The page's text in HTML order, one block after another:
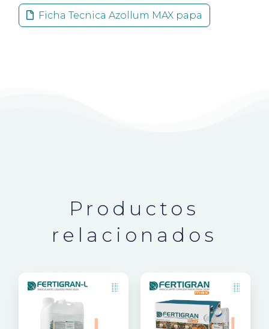
Ficha Tecnica Azollum MAX papa
Productos
relacionados